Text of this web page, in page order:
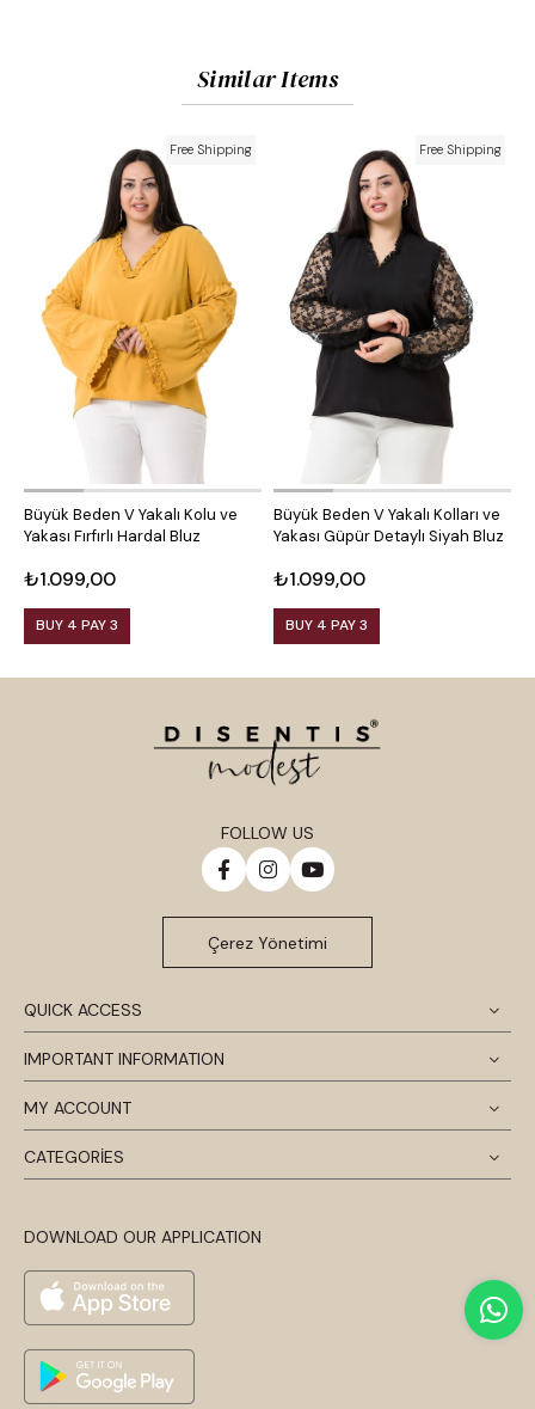
Similar Items
Büyük Beden V Yakalı Kolu ve
Yakası Fırfırlı Hardal Bluz
₺1.099,00
BUY 4 PAY 3
Free Shipping
Büyük Beden V Yakalı Kolları ve
Yakası Güpür Detaylı Siyah Bluz
₺1.099,00
BUY 4 PAY 3
Free Shipping
QUICK ACCESS
IMPORTANT INFORMATION
MY ACCOUNT
CATEGORİES
DOWNLOAD OUR APPLICATION
FOLLOW US
Çerez Yönetimi